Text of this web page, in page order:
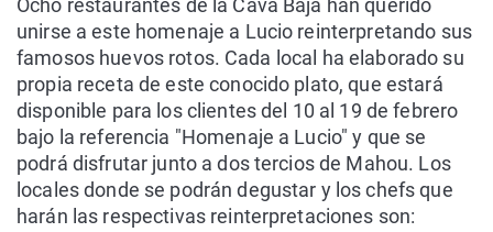
Ocho restaurantes de la Cava Baja han querido
unirse a este homenaje a Lucio reinterpretando sus
famosos huevos rotos. Cada local ha elaborado su
propia receta de este conocido plato, que estará
disponible para los clientes del 10 al 19 de febrero
bajo la referencia "Homenaje a Lucio" y que se
podrá disfrutar junto a dos tercios de Mahou. Los
locales donde se podrán degustar y los chefs que
harán las respectivas reinterpretaciones son: